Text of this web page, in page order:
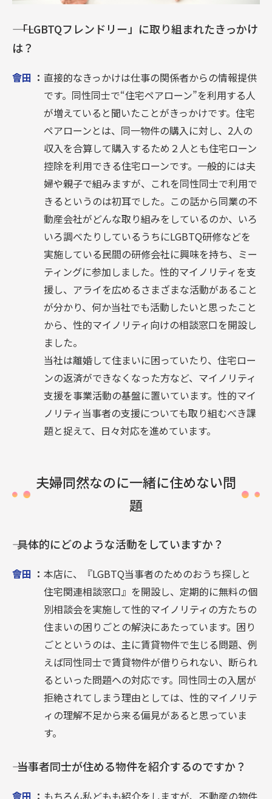
―― 「LGBTQフレンドリー」に取り組まれたきっかけ
は？
會田 ： 直接的なきっかけは仕事の関係者からの情報提供
です。同性同士で“住宅ペアローン”を利用する人
が増えていると聞いたことがきっかけです。住宅
ペアローンとは、同一物件の購入に対し、2人の
収入を合算して購入するため２人とも住宅ローン
控除を利用できる住宅ローンです。一般的には夫
婦や親子で組みますが、これを同性同士で利用で
きるというのは初耳でした。この話から同業の不
動産会社がどんな取り組みをしているのか、いろ
いろ調べたりしているうちにLGBTQ研修などを
実施している民間の研修会社に興味を持ち、ミー
ティングに参加しました。性的マイノリティを支
援し、アライを広めるさまざまな活動があること
が分かり、何か当社でも活動したいと思ったこと
から、性的マイノリティ向けの相談窓口を開設し
ました。
当社は離婚して住まいに困っていたり、住宅ロー
ンの返済ができなくなった方など、マイノリティ
支援を事業活動の基盤に置いています。性的マイ
ノリティ当事者の支援についても取り組むべき課
題と捉えて、日々対応を進めています。
夫婦同然なのに一緒に住めない問
題
―― 具体的にどのような活動をしていますか？
會田 ： 本店に、『LGBTQ当事者のためのおうち探しと
住宅関連相談窓口』を開設し、定期的に無料の個
別相談会を実施して性的マイノリティの方たちの
住まいの困りごとの解決にあたっています。困り
ごとというのは、主に賃貸物件で生じる問題、例
えば同性同士で賃貸物件が借りられない、断られ
るといった問題への対応です。同性同士の入居が
拒絶されてしまう理由としては、性的マイノリテ
ィの理解不足から来る偏見があると思っていま
す。
―― 当事者同士が住める物件を紹介するのですか？
會田 ： もちろん私どもも紹介をしますが、不動産の物件